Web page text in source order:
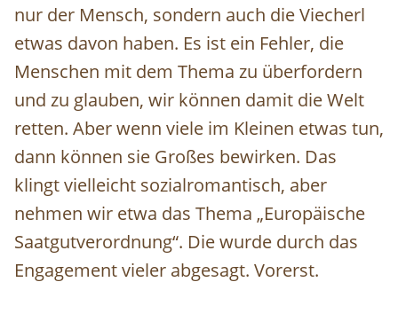
nur der Mensch, sondern auch die Viecherl
etwas davon haben. Es ist ein Fehler, die
Menschen mit dem Thema zu überfordern
und zu glauben, wir können damit die Welt
retten. Aber wenn viele im Kleinen etwas tun,
dann können sie Großes bewirken. Das
klingt vielleicht sozialromantisch, aber
nehmen wir etwa das Thema „Europäische
Saatgutverordnung“. Die wurde durch das
Engagement vieler abgesagt. Vorerst.